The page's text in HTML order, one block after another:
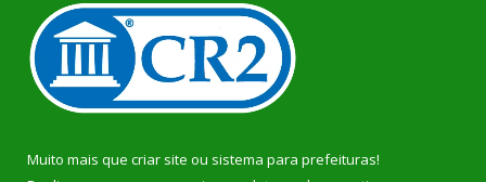
Muito mais que criar site ou sistema para prefeituras!